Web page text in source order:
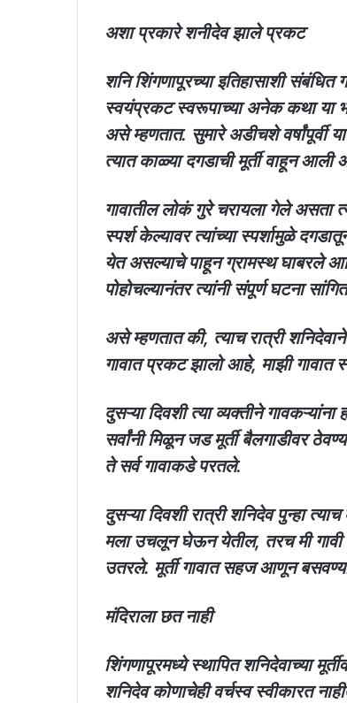
अशा प्रकारे शनीदेव झाले प्रकट
शनि शिंगणापूरच्या इतिहासाशी
स्वयंप्रकट स्वरूपाच्या अनेक कथा या
असे म्हणतात. सुमारे अडीचशे वर्षांपूर्वी
त्यात काळ्या दगडाची मूर्ती वाहून
गावातील लोकं गुरे चरायला गेले असता
स्पर्श केल्यावर त्यांच्या स्पर्शामुळे
येत असल्याचे पाहून ग्रामस्थ घाबरले
पोहोचल्यानंतर त्यांनी संपूर्ण घटना
असे म्हणतात की, त्याच रात्री
गावात प्रकट झालो आहे, माझी गावात
दुसऱ्या दिवशी त्या व्यक्तीने
सर्वांनी मिळून जड मूर्ती बैलगाडीवर
ते सर्व गावाकडे परतले.
दुसऱ्या दिवशी रात्री शनिदेव पुन्हा
मला उचलून घेऊन येतील, तरच मी गावी
उतरले. मूर्ती गावात सहज आणून
मंदिराला छत नाही
शिंगणापूरमध्ये स्थापित शनिदेवाच्या
शनिदेव कोणाचेही वर्चस्व स्वीकारत